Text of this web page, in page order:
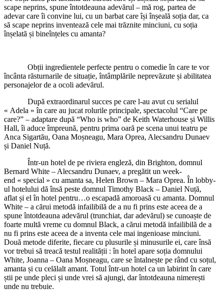
scape neprins, spune întotdeauna adevărul – mă rog, partea de
adevar care îi convine lui, cu un barbat care își înșeală soția dar, ca
să scape neprins inventează cele mai trăznite minciuni, cu soția
înșelată și bineînțeles cu amanta?
Obții ingredientele perfecte pentru o comedie în care te vor
încânta răsturnarile de situație, întâmplările neprevăzute și abilitatea
personajelor de a ocoli adevărul.
După extraordinarul succes pe care l-au avut cu serialul
« Adela » în care au jucat rolurile principale, spectacolul “Care pe
care?” – adaptare după “Who is who” de Keith Waterhouse și Willis
Hall, îi aduce împreună, pentru prima oară pe scena unui teatru pe
Anca Sigartău, Oana Moșneagu, Mara Oprea, Alecsandru Dunaev
și Daniel Nuță.
Într-un hotel de pe riviera engleză, din Brighton, domnul
Bernard White – Alecsandru Dunaev, a pregătit un week-
end « special » cu amanta sa, Helen Brown – Mara Oprea. În lobby-
ul hotelului dă însă peste domnul Timothy Black – Daniel Nuță,
aflat și el în hotel pentru…o escapadă amoroasă cu amanta. Domnul
White – a cărui metodă infailibilă de a nu fi prins este aceea de a
spune întotdeauna adevărul (trunchiat, dar adevărul) se cunoaște de
foarte multă vreme cu domnul Black, a cărui metodă infailibilă de a
nu fi prins este aceea de a inventa cele mai ingenioase minciuni.
Două metode diferite, fiecare cu plusurile și minusurile ei, care însă
vor trebui să treacă testul realității : în hotel apare soția domnului
White, Joanna – Oana Moșneagu, care se întalnește pe rând cu soțul,
amanta și cu celălalt amant. Totul într-un hotel ca un labirint în care
știi pe unde pleci și unde vrei să ajungi, dar întotdeauna nimerești
unde nu trebuie.